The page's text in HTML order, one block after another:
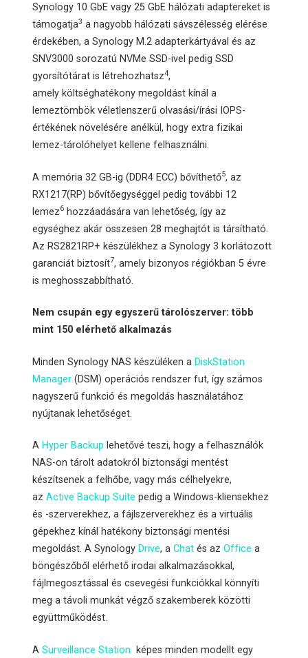
Synology 10 GbE vagy 25 GbE hálózati adaptereket is
támogatja3 a nagyobb hálózati sávszélesség elérése
érdekében, a Synology M.2 adapterkártyával és az
SNV3000 sorozatú NVMe SSD-ivel pedig SSD
gyorsítótárat is létrehozhatsz4,
amely költséghatékony megoldást kínál a
lemeztömbök véletlenszerű olvasási/írási IOPS-
értékének növelésére anélkül, hogy extra fizikai
lemez-tárolóhelyet kellene felhasználni.
A memória 32 GB-ig (DDR4 ECC) bővíthető5, az
RX1217(RP) bővítőegységgel pedig további 12
lemez6 hozzáadására van lehetőség, így az
egységhez akár összesen 28 meghajtót is társítható.
Az RS2821RP+ készülékhez a Synology 3 korlátozott
garanciát biztosít7, amely bizonyos régiókban 5 évre
is meghosszabbítható.
Nem csupán egy egyszerű tárolószerver: több
mint 150 elérhető alkalmazás
Minden Synology NAS készüléken a DiskStation
Manager (DSM) operációs rendszer fut, így számos
nagyszerű funkció és megoldás használatához
nyújtanak lehetőséget.
A Hyper Backup lehetővé teszi, hogy a felhasználók
NAS-on tárolt adatokról biztonsági mentést
készítsenek a felhőbe, vagy más célhelyekre,
azActive Backup Suite pedig a Windows-kliensekhez
és -szerverekhez, a fájlszerverekhez és a virtuális
gépekhez kínál hatékony biztonsági mentési
megoldást. A Synology Drive, aChat és azOffice a
böngészőből elérhető irodai alkalmazásokkal,
fájlmegosztással és csevegési funkciókkal könnyíti
meg a távoli munkát végző szakemberek közötti
együttműködést.
ASurveillance Station képes minden modellt egy